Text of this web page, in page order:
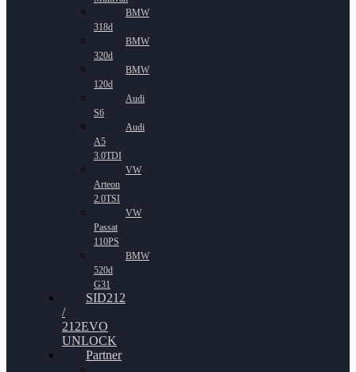
BMW
318d
BMW
320d
BMW
120d
Audi
S6
Audi
A5
3.0TDI
VW
Arteon
2.0TSI
VW
Passat
110PS
BMW
520d
G31
SID212
/
212EVO
UNLOCK
Partner